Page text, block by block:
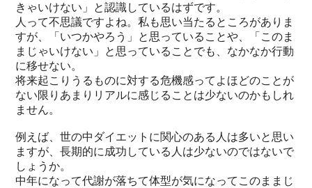
きゃいけない」と認識しているはずです。
人って不思議ですよね。私も思い当たるところがありま
すが、「いつかやろう」と思っていることや、「このま
まじゃいけない」と思っていることでも、なかなか行動
に移せない。
将来起こりうるものに対する危機感ってよほどのことが
ない限りあまりリアルに感じることは少ないのかもしれ
ません。
例えば、世の中ダイエットに関心のある人は多いと思い
ますが、長期的に成功している人は少ないのではないで
しょうか。
中年になって代謝が落ちて体型が気になってこのままじ